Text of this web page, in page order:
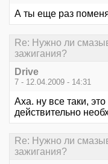
А ты еще раз
Re: Нужно ли
зажигания?
Drive
7 - 12.04.2009 - 14:31
Аха. ну все таки,
действительно
Re: Нужно ли
зажигания?